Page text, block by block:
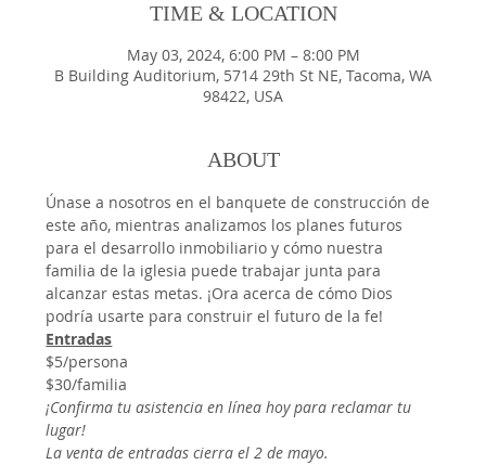
TIME & LOCATION
May 03, 2024, 6:00 PM – 8:00 PM
B Building Auditorium, 5714 29th St NE, Tacoma, WA
98422, USA
ABOUT
Únase a nosotros en el banquete de construcción de
este año, mientras analizamos los planes futuros
para el desarrollo inmobiliario y cómo nuestra
familia de la iglesia puede trabajar junta para
alcanzar estas metas. ¡Ora acerca de cómo Dios
podría usarte para construir el futuro de la fe!
Entradas
$5/persona
$30/familia
¡Confirma tu asistencia en línea hoy para reclamar tu
lugar!
La venta de entradas cierra el 2 de mayo.